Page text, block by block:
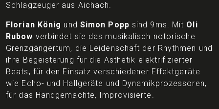
Schlagzeuger aus Aichach.
Florian König und Simon Popp sind 9ms. Mit Oli
Rubow verbindet sie das musikalisch notorische
Grenzgängertum, die Leidenschaft der Rhythmen und
ihre Begeisterung für die Ästhetik elektrifizierter
Beats, für den Einsatz verschiedener Effektgeräte
wie Echo- und Hallgeräte und Dynamikprozessoren,
für das Handgemachte, Improvisierte.